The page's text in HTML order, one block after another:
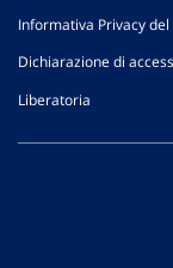
Informativa Privacy del
Dichiarazione di
Liberatoria